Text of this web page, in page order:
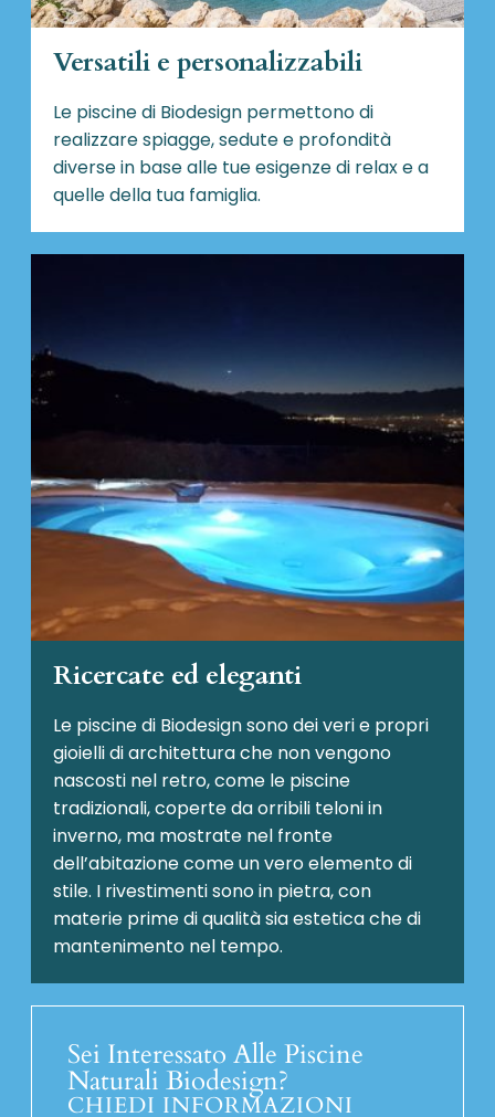
Versatili e personalizzabili
Le piscine di Biodesign permettono di
realizzare spiagge, sedute e profondità
diverse in base alle tue esigenze di relax e a
quelle della tua famiglia.
Ricercate ed eleganti
Le piscine di Biodesign sono dei veri e propri
gioielli di architettura che non vengono
nascosti nel retro, come le piscine
tradizionali, coperte da orribili teloni in
inverno, ma mostrate nel fronte
dell’abitazione come un vero elemento di
stile. I rivestimenti sono in pietra, con
materie prime di qualità sia estetica che di
mantenimento nel tempo.
Sei Interessato Alle Piscine
Naturali Biodesign?
CHIEDI INFORMAZIONI